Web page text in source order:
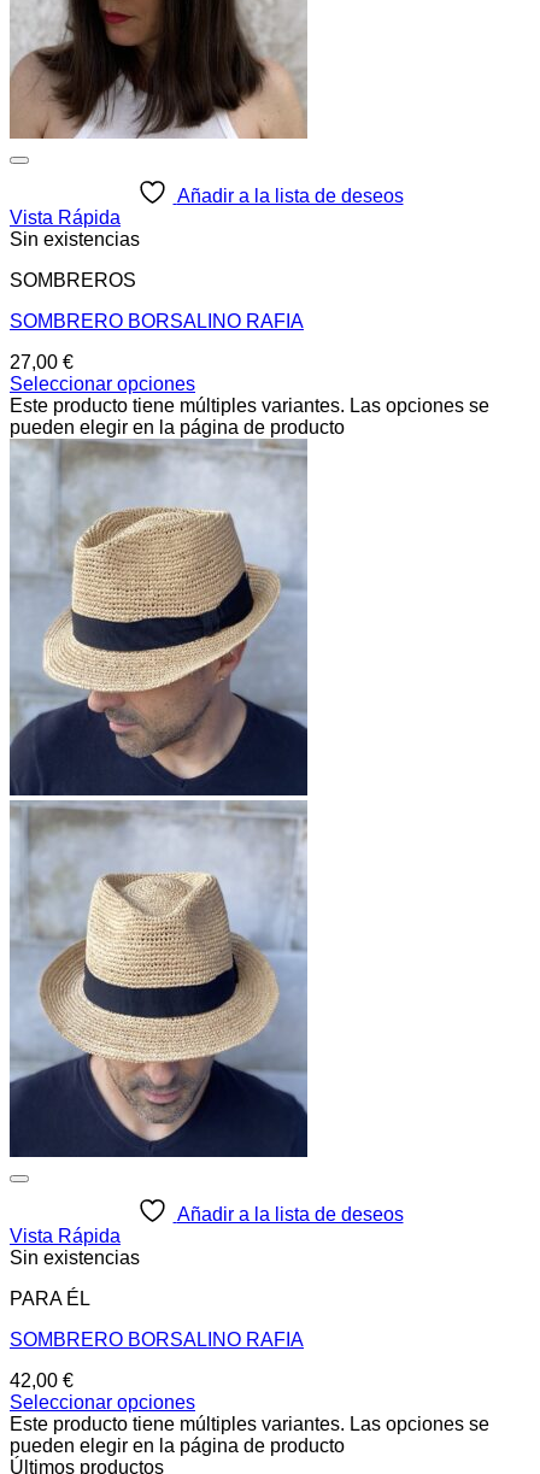
Añadir a la lista de deseos
Vista Rápida
Sin existencias
SOMBREROS
SOMBRERO BORSALINO RAFIA
27,00 €
Seleccionar opciones
Este producto tiene múltiples variantes. Las opciones se
pueden elegir en la página de producto
Añadir a la lista de deseos
Vista Rápida
Sin existencias
PARA ÉL
SOMBRERO BORSALINO RAFIA
42,00 €
Seleccionar opciones
Este producto tiene múltiples variantes. Las opciones se
pueden elegir en la página de producto
Últimos productos